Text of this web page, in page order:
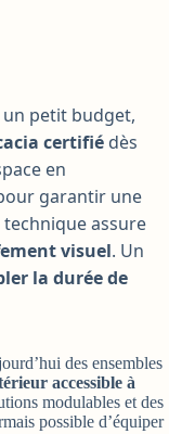
un petit budget,
certifié dès
en
garantir une
assure
visuel. Un
la durée de
des ensembles
accessible à
modulables et des
possible d’équiper